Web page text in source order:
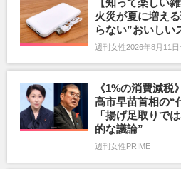
【知って楽しい
火災が夏に増え
らない”おいしい
週刊女性2026年8月11日
《1%の消費減税
高市早苗首相の“
「揚げ足取りで
的な議論”
週刊女性PRIME